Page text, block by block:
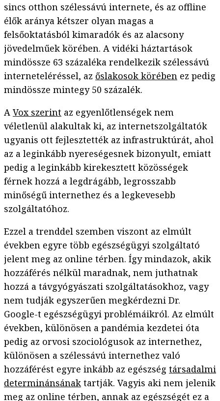
sincs otthon szélessávú internete, és az offline
élők aránya kétszer olyan magas a
felsőoktatásból kimaradók és az alacsony
jövedelműek körében. A vidéki háztartások
mindössze 63 százaléka rendelkezik szélessávú
interneteléréssel, az őslakosok körében ez pedig
mindössze mintegy 50 százalék.
A Vox szerint az egyenlőtlenségek nem
véletlenül alakultak ki, az internetszolgáltatók
ugyanis ott fejlesztették az infrastruktúrát, ahol
az a leginkább nyereségesnek bizonyult, emiatt
pedig a leginkább kirekesztett közösségek
férnek hozzá a legdrágább, legrosszabb
minőségű internethez és a legkevesebb
szolgáltatóhoz.
Ezzel a trenddel szemben viszont az elmúlt
években egyre több egészségügyi szolgáltató
jelent meg az online térben. Így mindazok, akik
hozzáférés nélkül maradnak, nem juthatnak
hozzá a távgyógyászati szolgáltatásokhoz, vagy
nem tudják egyszerűen megkérdezni Dr.
Google-t egészségügyi problémáikról. Az elmúlt
években, különösen a pandémia kezdetei óta
pedig az orvosi szociológusok az internethez,
különösen a szélessávú internethez való
hozzáférést egyre inkább az egészség társadalmi
determinánsának tartják. Vagyis aki nem jelenik
meg az online térben, annak az egészségét ez a